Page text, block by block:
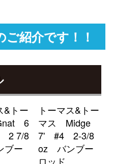
迄）
リオン
迄）
18,000円
9TS
デル
51,000円
2026/04/04
紹介です！！
&トー
6
2 7/8
ー
トーマス&トー
マス Midge
7' #4 2-3/8
oz バンブー
ロッド